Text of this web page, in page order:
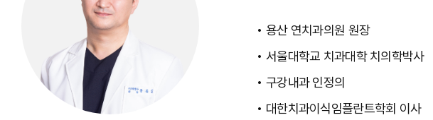
용산 연치과의원 원장
서울대학교 치과대학 치의학박사
구강내과 인정의
대한치과이식임플란트학회 이사